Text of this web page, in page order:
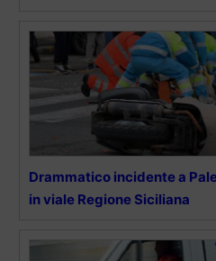
Drammatico incidente a
in viale Regione Siciliana